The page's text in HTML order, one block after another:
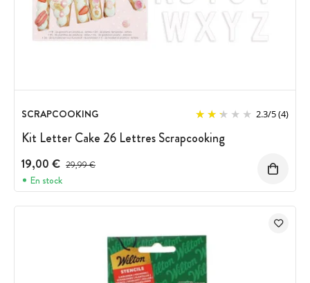
SCRAPCOOKING 2.3/5(4)
Kit Letter Cake 26 Lettres Scrapcooking
19,00 € Prix avant réduction :
29,99 €
En stock